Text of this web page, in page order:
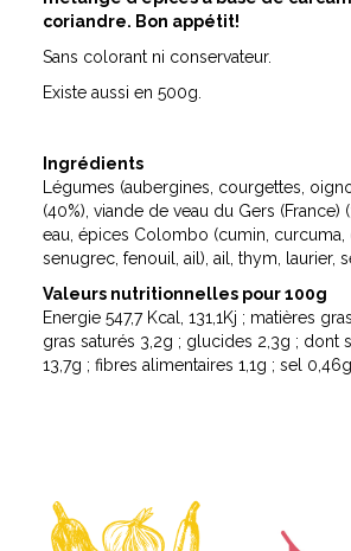
coriandre. Bon appétit!
Sans colorant ni conservateur.
Existe aussi en 500g.
Ingrédients
Légumes (aubergines, courgettes,
(40%), viande de veau du Gers (France)
eau, épices Colombo (cumin, curcuma,
senugrec, fenouil, ail), ail, thym, laurier,
Valeurs nutritionnelles pour 100g
Energie 547,7 Kcal, 131,1Kj ; matières
gras saturés 3,2g ; glucides 2,3g ; dont
13,7g ; fibres alimentaires 1,1g ; sel 0,46g.